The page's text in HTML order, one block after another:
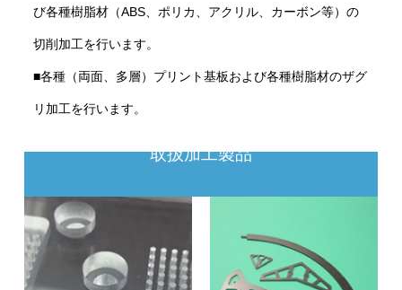
び各種樹脂材（ABS、ポリカ、アクリル、カーボン等）の
切削加工を行います。
■各種（両面、多層）プリント基板および各種樹脂材のザグ
リ加工を行います。
取扱加工製品